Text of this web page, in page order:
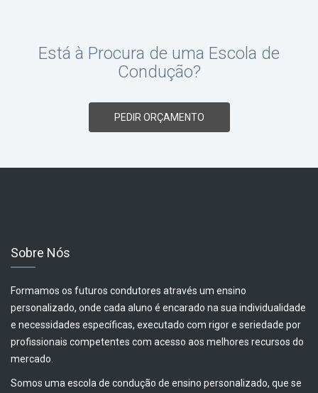
Está à Procura de uma Escola de
Condução?
PEDIR ORÇAMENTO
Sobre Nós
Formamos os futuros condutores através um ensino
personalizado, onde cada aluno é encarado na sua individualidade
e necessidades específicas, executado com rigor e seriedade por
profissionais competentes com acesso aos melhores recursos do
mercado.
Somos uma escola de condução de ensino personalizado, que se